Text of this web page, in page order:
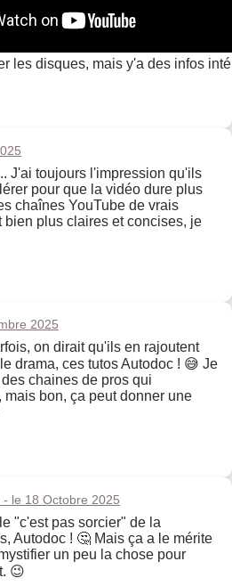
les disques, mais y'a des infos
J'ai toujours l'impression qu'ils
pour que la vidéo dure plus
chaînes YouTube de vrais
bien plus claires et concises, je
2025
on dirait qu'ils en rajoutent
drama, ces tutos Autodoc ! 😅 Je
chaines de pros qui
bon, ça peut donner une
- le 18 Octobre 2025
"c'est pas sorcier" de la
Autodoc ! 🤔 Mais ça a le mérite
un peu la chose pour
😉